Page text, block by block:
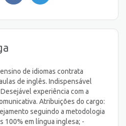
de idiomas contrata
de inglês. Indispensável
experiência com a
Atribuições do cargo:
seguindo a metodologia
100% em língua inglesa; -